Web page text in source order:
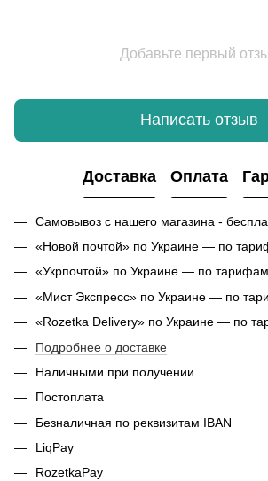
Добавьте первый
Написать отзыв
Доставка Оплата
Самовывоз с нашего магазина -
«Новой почтой» по Украине — по
«Укрпочтой» по Украине — по
«Мист Экспресс» по Украине — по
«Rozetka Delivery» по Украине — по
Подробнее о доставке
Наличными при получении
Постоплата
Безналичная по реквизитам IBAN
LiqPay
RozetkaPay